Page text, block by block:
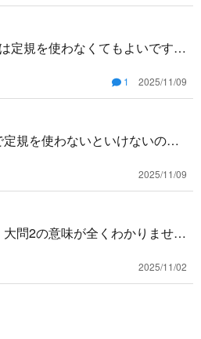
定規を使わなくてもよいです
1 2025/11/09
規を使わないといけないので
う、使わないの基準は何でし
2025/11/09
問2の意味が全くわかりませ
れる方はいませんか？
2025/11/02